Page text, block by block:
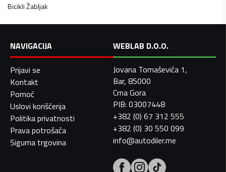
BicikliŽabljak
NAVIGACIJA
Prijavi se
Kontakt
Pomoć
Uslovi korišćenja
Politika privatnosti
Prava potrošača
Sigurna trgovina
WEBLAB D.O.O.
Jovana Tomaševića 1,
Bar, 85000
Crna Gora
PIB: 03007448
+382 (0) 67 312 555
+382 (0) 30 550 099
info@autodiler.me